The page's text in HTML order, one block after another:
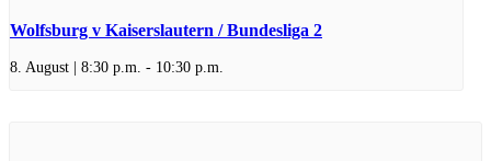
Wolfsburg v Kaiserslautern / Bundesliga 2
8. August | 8:30 p.m. - 10:30 p.m.